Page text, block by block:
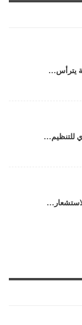
يترأس…
للتنظيم…